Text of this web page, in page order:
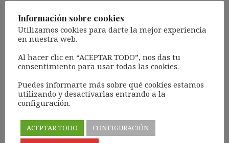
Engaño y deshonestidad
(¿tenemos una falsa
percepción de rectitud
moral?)
9 diciembre, 2019 ibdehere Open
Podríamos pensar que el alineamiento de una
vinculado a la probabilidad (mayor o menor) de ser
descubierto. Conforme a este modelo de conducta
Información sobre cookies
Utilizamos cookies para darte la mejor experiencia
en nuestra web.
Al hacer clic en “ACEPTAR TODO”, nos das tu
consentimiento para usar todas las cookies.
Puedes informarte más sobre qué cookies estamos
utilizando y desactivarlas entrando a la
configuración.
ACEPTAR TODO
CONFIGURACIÓN